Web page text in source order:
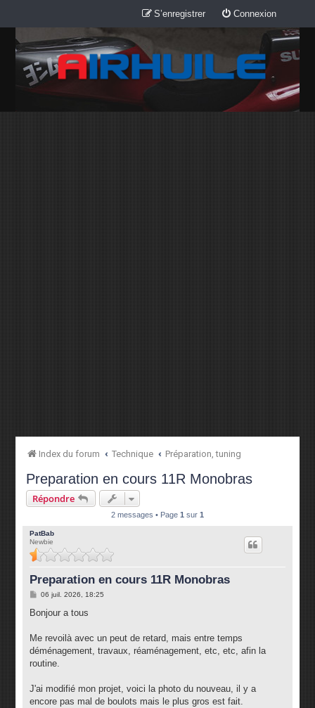
Connexion
S’enregistrer
Index du forum Technique Préparation, tuning
Preparation en cours 11R Monobras
Répondre
2 messages • Page 1 sur 1
PatBab
Newbie
Preparation en cours 11R Monobras
M
s
g
06 juil. 2026, 18:25
Bonjour a tous
Me revoilà avec un peut de retard, mais entre temps
déménagement, travaux, réaménagement, etc, etc, afin la
routine.
J'ai modifié mon projet, voici la photo du nouveau, il y a
encore pas mal de boulots mais le plus gros est fait.